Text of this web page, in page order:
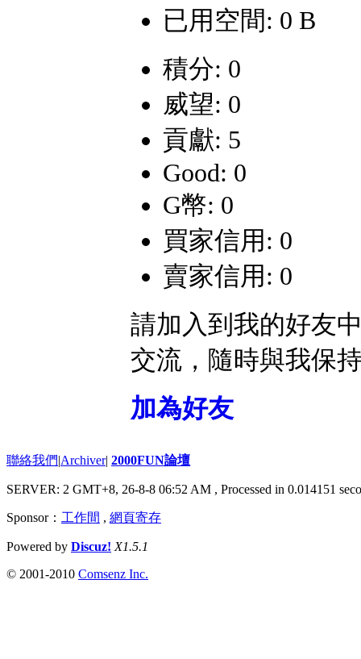
已用空間: 0 B
積分: 0
威望: 0
貢獻: 5
Good: 0
G幣: 0
買家信用: 0
賣家信用: 0
請加入到我的好友
交流，隨時與我保
加為好友
聯絡我們|Archiver| 2000FUN論壇
SERVER: 2 GMT+8, 26-8-8 06:52 AM , Processed in 0.014151
Sponsor： 工作間 , 網頁寄存
Powered by Discuz! X1.5.1
© 2001-2010 Comsenz Inc.